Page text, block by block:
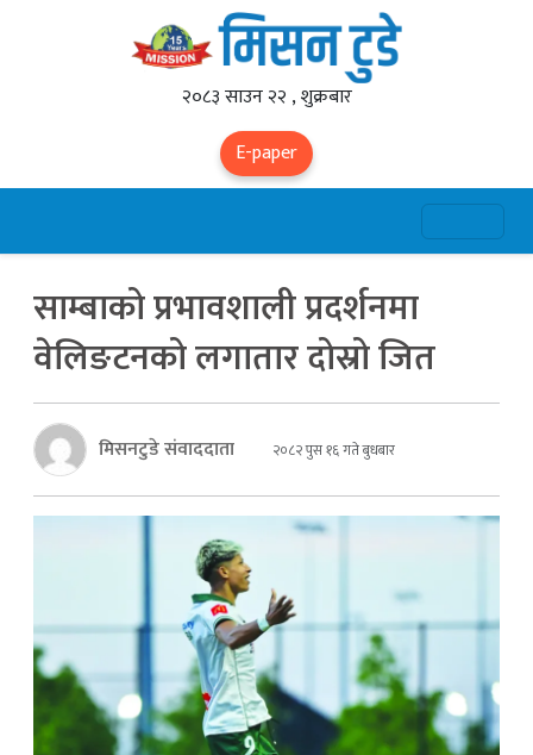
२०८३ साउन २२ , शुक्रबार
E-paper
साम्बाको प्रभावशाली प्रदर्शनमा
वेलिङटनको लगातार दोस्रो जित
मिसनटुडे संवाददाता २०८२ पुस १६ गते बुधबार